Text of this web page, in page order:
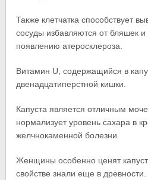
Также клетчатка способствует
сосуды избавляются от бляшек и
появлению атеросклероза.
Витамин U, содержащийся в
двенадцатиперстной кишки.
Капуста является отличным
нормализует уровень сахара в
желчнокаменной болезни.
Женщины особенно ценят
свойстве знали еще в древности.